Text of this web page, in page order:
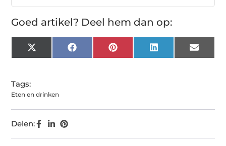
Goed artikel? Deel hem dan op:
X
(Twitter)
FacebookPinterest LinkedIn Email
Tags:
Eten en drinken
Delen: